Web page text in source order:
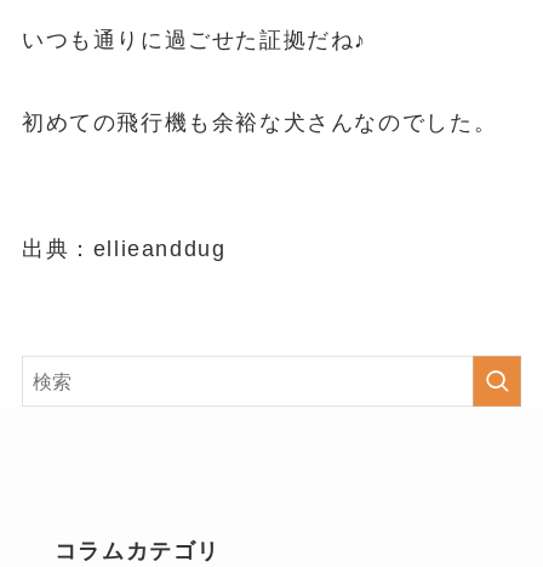
いつも通りに過ごせた証拠だね♪
初めての飛行機も余裕な犬さんなのでした。
出典：ellieanddug
コラムカテゴリ